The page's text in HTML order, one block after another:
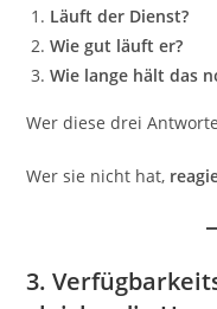
Läuft der Dienst?
Wie gut läuft er?
Wie lange hält das
Wer diese drei
Wer sie nicht hat,
3.